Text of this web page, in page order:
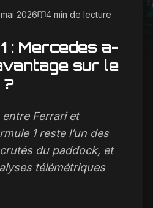
2026 4 min de lecture
: Mercedes a-
sur le
?
Ferrari et
1 reste l’un des
du paddock, et
télémétriques